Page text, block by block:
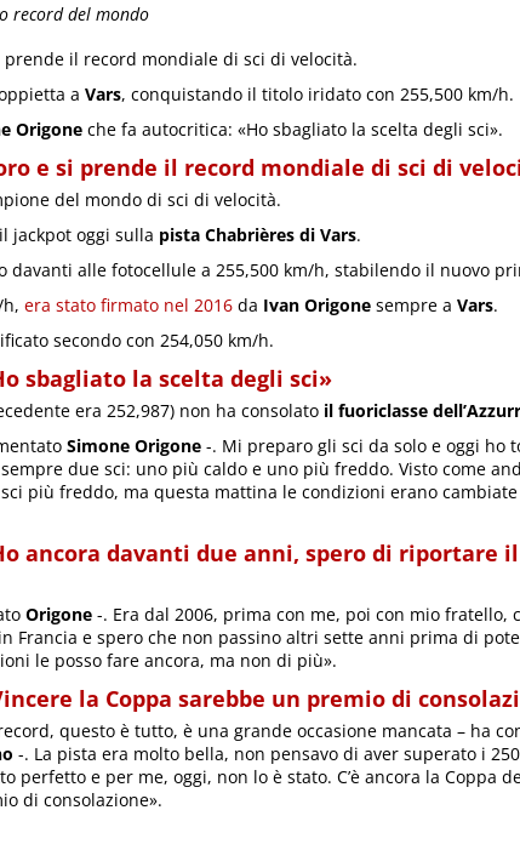
record del mondo
prende il record mondiale di sci di velocità.
a Vars, conquistando il titolo iridato con 255,500 km/h.
Origone che fa autocritica: «Ho sbagliato la scelta degli sci».
e si prende il record mondiale di sci di
del mondo di sci di velocità.
jackpot oggi sulla pista Chabrières di Vars.
davanti alle fotocellule a 255,500 km/h, stabilendo il nuovo
era stato firmato nel 2016 da Ivan Origone sempre a Vars.
secondo con 254,050 km/h.
sbagliato la scelta degli sci»
era 252,987) non ha consolato il fuoriclasse
Simone Origone -. Mi preparo gli sci da solo e oggi ho
due sci: uno più caldo e uno più freddo. Visto come
più freddo, ma questa mattina le condizioni erano
ancora davanti due anni, spero di riportare
Origone -. Era dal 2006, prima con me, poi con mio fratello,
Francia e spero che non passino altri sette anni prima di
le posso fare ancora, ma non di più».
la Coppa sarebbe un premio di
questo è tutto, è una grande occasione mancata – ha
-. La pista era molto bella, non pensavo di aver superato i
perfetto e per me, oggi, non lo è stato. C’è ancora la Coppa
di consolazione».